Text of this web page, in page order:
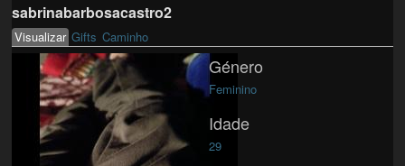
sabrinabarbosacastro2
Primary tabs
Visualizar(active tab)
Gifts Caminho
Género
Feminino
Idade
29